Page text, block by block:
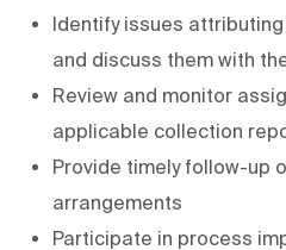
Identify issues
and discuss them with
Review and monitor
applicable collection
Provide timely follow-up
arrangements
Participate in process